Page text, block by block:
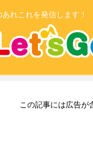
れこれを発信します！
この記事には広告が